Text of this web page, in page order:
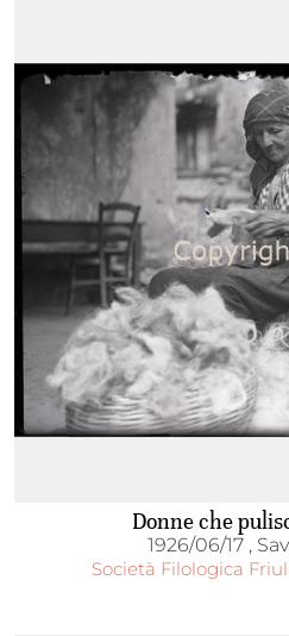
Donne che
1926/06/17 ,
Società Filologica